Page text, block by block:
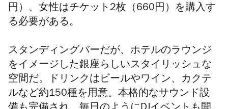
円）、女性はチケット2枚（660円）を購入す
る必要がある。
スタンディングバーだが、ホテルのラウンジ
をイメージした銀座らしいスタイリッシュな
空間だ。ドリンクはビールやワイン、カクテ
ルなど約150種を用意。本格的なサウンド設